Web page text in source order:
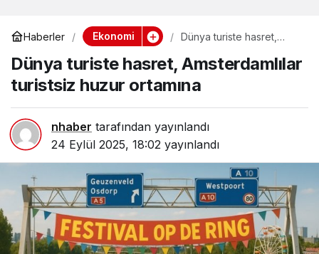
Haberler Ekonomi
Dünya turiste hasret,
huzur ortamına
Dünya turiste hasret, Amsterdamlılar
turistsiz huzur ortamına
nhaber tarafından yayınlandı
24 Eylül 2025, 18:02 yayınlandı